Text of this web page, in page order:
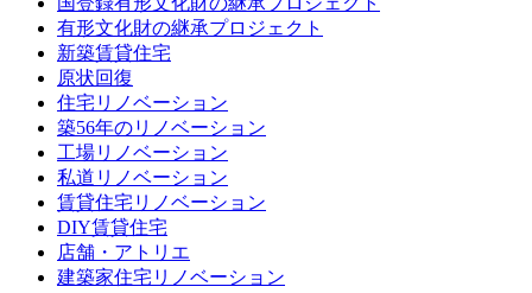
有形文化財の継承プロジェクト
新築賃貸住宅
原状回復
住宅リノベーション
築56年のリノベーション
工場リノベーション
私道リノベーション
賃貸住宅リノベーション
DIY賃貸住宅
店舗・アトリエ
建築家住宅リノベーション